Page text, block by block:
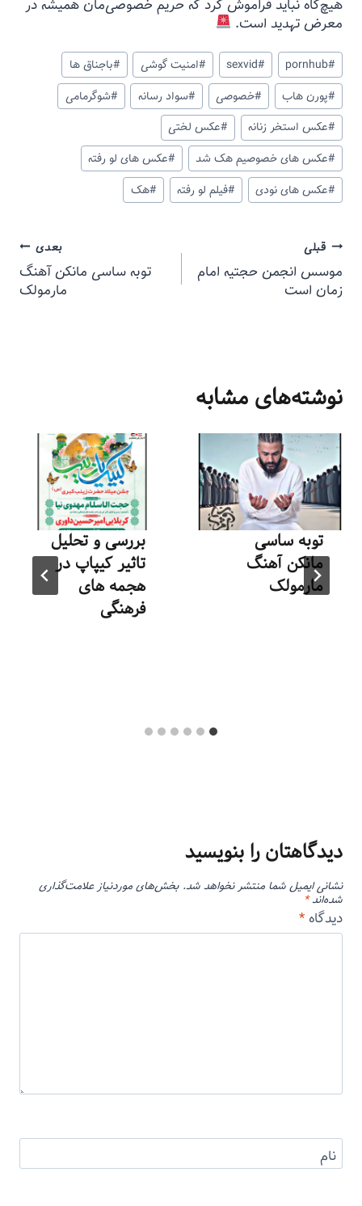
هیچ‌گاه نباید فراموش کرد که حریم خصوصی‌مان همیشه در
معرض تهدید است.
#
pornhub
#
sexvid
#امنیت گوشی #باجناق ها
#پورن هاب #خصوصی #سواد رسانه #شوگرمامی
#عکس استخر زنانه #عکس لختی
#عکس های خصوصیم هک شد #عکس های لو رفته
#عکس های نودی #فیلم لو رفته #هک
قبلی
موسس انجمن حجتیه امام
زمان است
بعدی
توبه ساسی مانکن آهنگ
مارمولک
نوشته‌های مشابه
توبه ساسی
مانکن آهنگ
مارمولک
بررسی و تحلیل
تاثیر کیپاپ در
هجمه های
فرهنگی
دیدگاهتان را بنویسید
نشانی ایمیل شما منتشر نخواهد شد. بخش‌های موردنیاز علامت‌گذاری
شده‌اند*
دیدگاه *
نام